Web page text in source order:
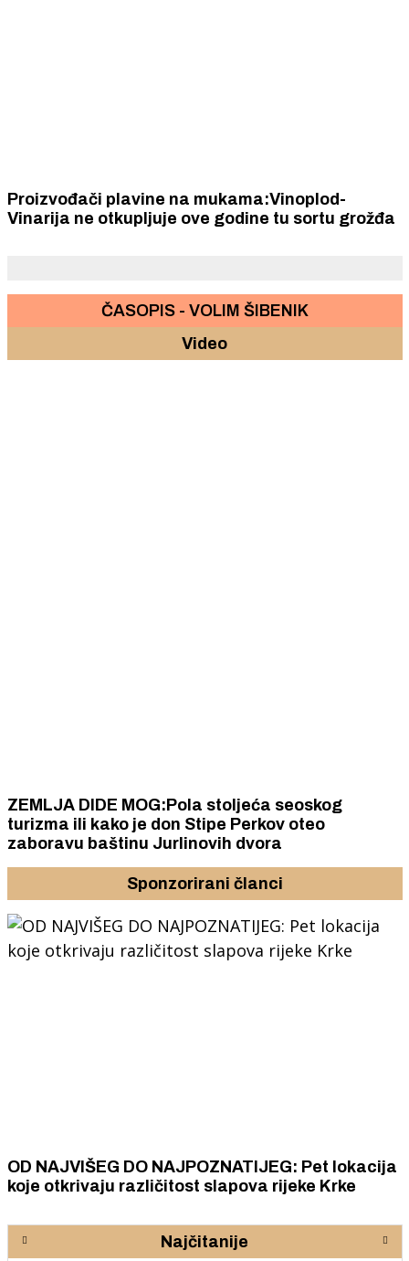
Proizvođači plavine na mukama:Vinoplod-
Vinarija ne otkupljuje ove godine tu sortu grožđa
ČASOPIS - VOLIM ŠIBENIK
Video
ZEMLJA DIDE MOG:Pola stoljeća seoskog
turizma ili kako je don Stipe Perkov oteo
zaboravu baštinu Jurlinovih dvora
Sponzorirani članci
OD NAJVIŠEG DO NAJPOZNATIJEG: Pet lokacija
koje otkrivaju različitost slapova rijeke Krke
Najčitanije